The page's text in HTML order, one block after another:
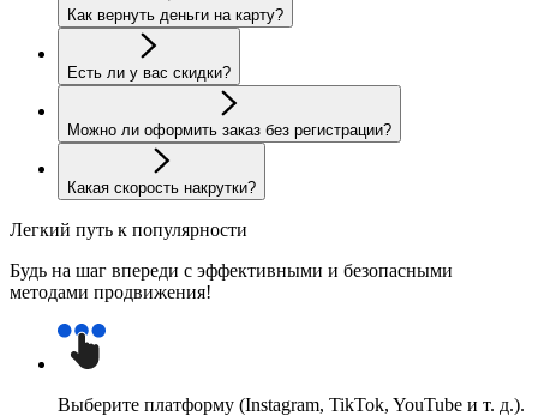
Как вернуть деньги на карту?
Есть ли у вас скидки?
Можно ли оформить заказ без регистрации?
Какая скорость накрутки?
Легкий путь к популярности
Будь на шаг впереди с эффективными и безопасными
методами продвижения!
Выберите платформу (Instagram, TikTok, YouTube и т. д.).